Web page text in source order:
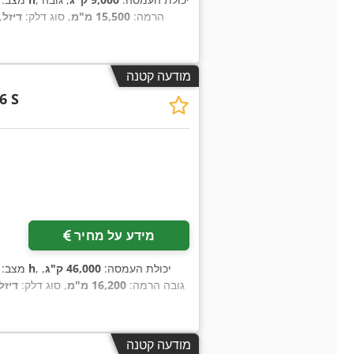
הרמה: 15,500 מ"מ , סוג דלק: דיזל
מודעה קטנה
S
מידע על מחיר
מצב: 13,530 h , יכולת העמסה: 46,000 ק"ג
,
גובה הרמה: 16,200 מ"מ , סוג דלק:
מודעה קטנה